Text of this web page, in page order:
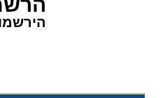
הירשמו